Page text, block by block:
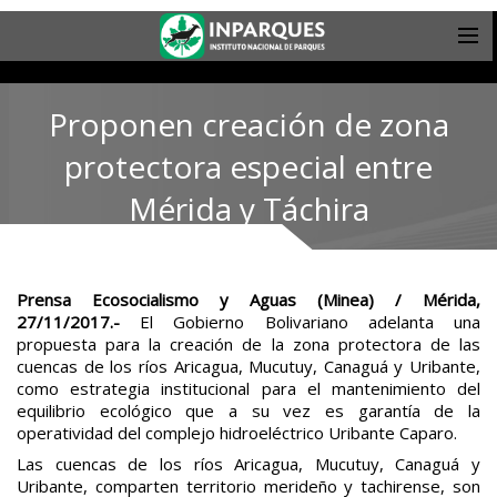
Proponen creación de zona
protectora especial entre
Mérida y Táchira
Prensa Ecosocialismo y Aguas (Minea) / Mérida,
27/11/2017.- El Gobierno Bolivariano adelanta una
propuesta para la creación de la zona protectora de las
cuencas de los ríos Aricagua, Mucutuy, Canaguá y Uribante,
como estrategia institucional para el mantenimiento del
equilibrio ecológico que a su vez es garantía de la
operatividad del complejo hidroeléctrico Uribante Caparo.
Las cuencas de los ríos Aricagua, Mucutuy, Canaguá y
Uribante, comparten territorio merideño y tachirense, son